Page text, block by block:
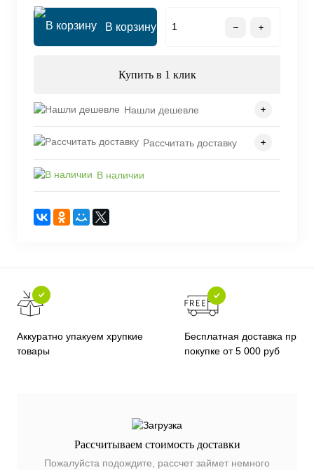
В корзину
Купить в 1 клик
Нашли дешевле
Рассчитать доставку
В наличии
Аккуратно упакуем хрупкие
товары
Бесплатная доставка при
покупке от 5 000 руб
Рассчитываем стоимость доставки
Пожалуйста подождите, рассчет займет немного